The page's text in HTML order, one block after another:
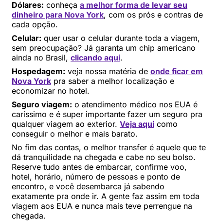
Dólares: conheça a melhor forma de levar seu
dinheiro para Nova York, com os prós e contras de
cada opção.
Celular: quer usar o celular durante toda a viagem,
sem preocupação? Já garanta um chip americano
ainda no Brasil, clicando aqui.
Hospedagem: veja nossa matéria de onde ficar em
Nova York pra saber a melhor localização e
economizar no hotel.
Seguro viagem: o atendimento médico nos EUA é
caríssimo e é super importante fazer um seguro pra
qualquer viagem ao exterior. Veja aqui como
conseguir o melhor e mais barato.
No fim das contas, o melhor transfer é aquele que te
dá tranquilidade na chegada e cabe no seu bolso.
Reserve tudo antes de embarcar, confirme voo,
hotel, horário, número de pessoas e ponto de
encontro, e você desembarca já sabendo
exatamente pra onde ir. A gente faz assim em toda
viagem aos EUA e nunca mais teve perrengue na
chegada.